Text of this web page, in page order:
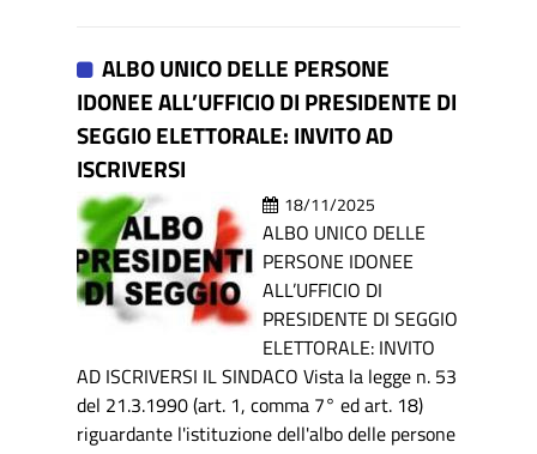
ALBO UNICO DELLE PERSONE
IDONEE ALL’UFFICIO DI PRESIDENTE DI
SEGGIO ELETTORALE: INVITO AD
ISCRIVERSI
18/11/2025
ALBO UNICO DELLE
PERSONE IDONEE
ALL’UFFICIO DI
PRESIDENTE DI SEGGIO
ELETTORALE: INVITO
AD ISCRIVERSI IL SINDACO Vista la legge n. 53
del 21.3.1990 (art. 1, comma 7° ed art. 18)
riguardante l'istituzione dell'albo delle persone